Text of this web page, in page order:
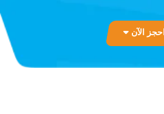
احجز الآن